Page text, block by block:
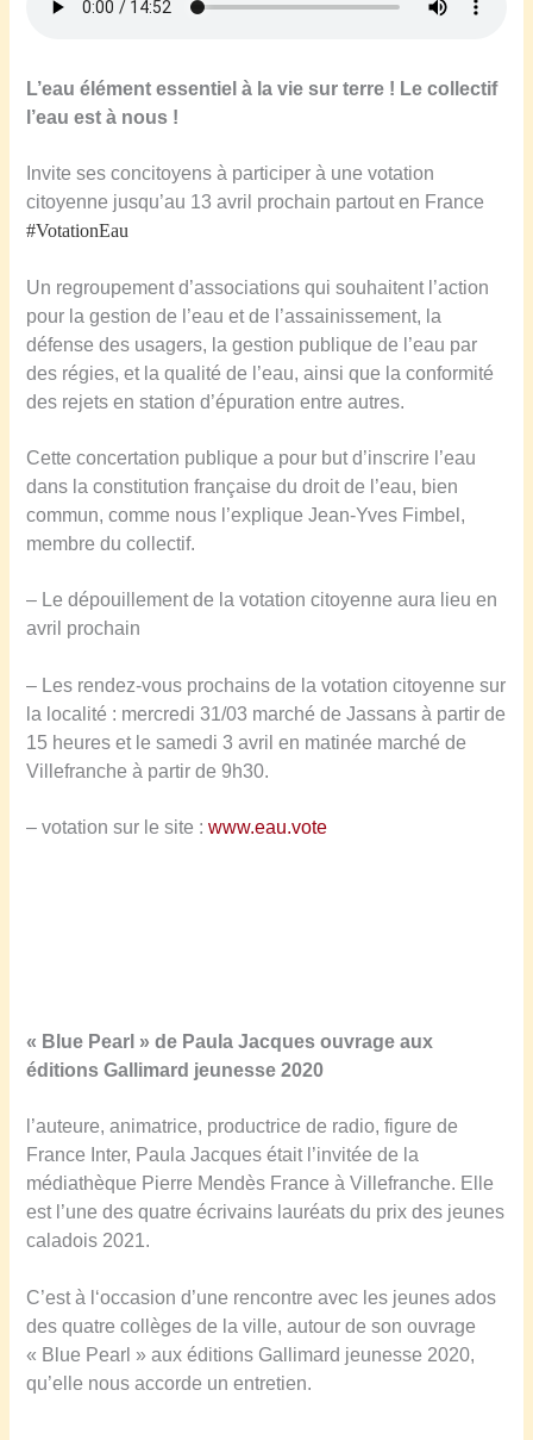
L’eau élément essentiel à la vie sur terre ! Le collectif
l’eau est à nous !
Invite ses concitoyens à participer à une votation
citoyenne jusqu’au 13 avril prochain partout en France
#VotationEau
Un regroupement d’associations qui souhaitent l’action
pour la gestion de l’eau et de l’assainissement, la
défense des usagers, la gestion publique de l’eau par
des régies, et la qualité de l’eau, ainsi que la conformité
des rejets en station d’épuration entre autres.
Cette concertation publique a pour but d’inscrire l’eau
dans la constitution française du droit de l’eau, bien
commun, comme nous l’explique Jean-Yves Fimbel,
membre du collectif.
– Le dépouillement de la votation citoyenne aura lieu en
avril prochain
– Les rendez-vous prochains de la votation citoyenne sur
la localité : mercredi 31/03 marché de Jassans à partir de
15 heures et le samedi 3 avril en matinée marché de
Villefranche à partir de 9h30.
– votation sur le site :www.eau.vote
« Blue Pearl » de Paula Jacques ouvrage aux
éditions Gallimard jeunesse 2020
l’auteure, animatrice, productrice de radio, figure de
France Inter, Paula Jacques était l’invitée de la
médiathèque Pierre Mendès France à Villefranche. Elle
est l’une des quatre écrivains lauréats du prix des jeunes
caladois 2021.
C’est à l‘occasion d’une rencontre avec les jeunes ados
des quatre collèges de la ville, autour de son ouvrage
« Blue Pearl » aux éditions Gallimard jeunesse 2020,
qu’elle nous accorde un entretien.